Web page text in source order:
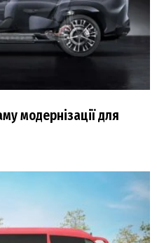
модернізації для